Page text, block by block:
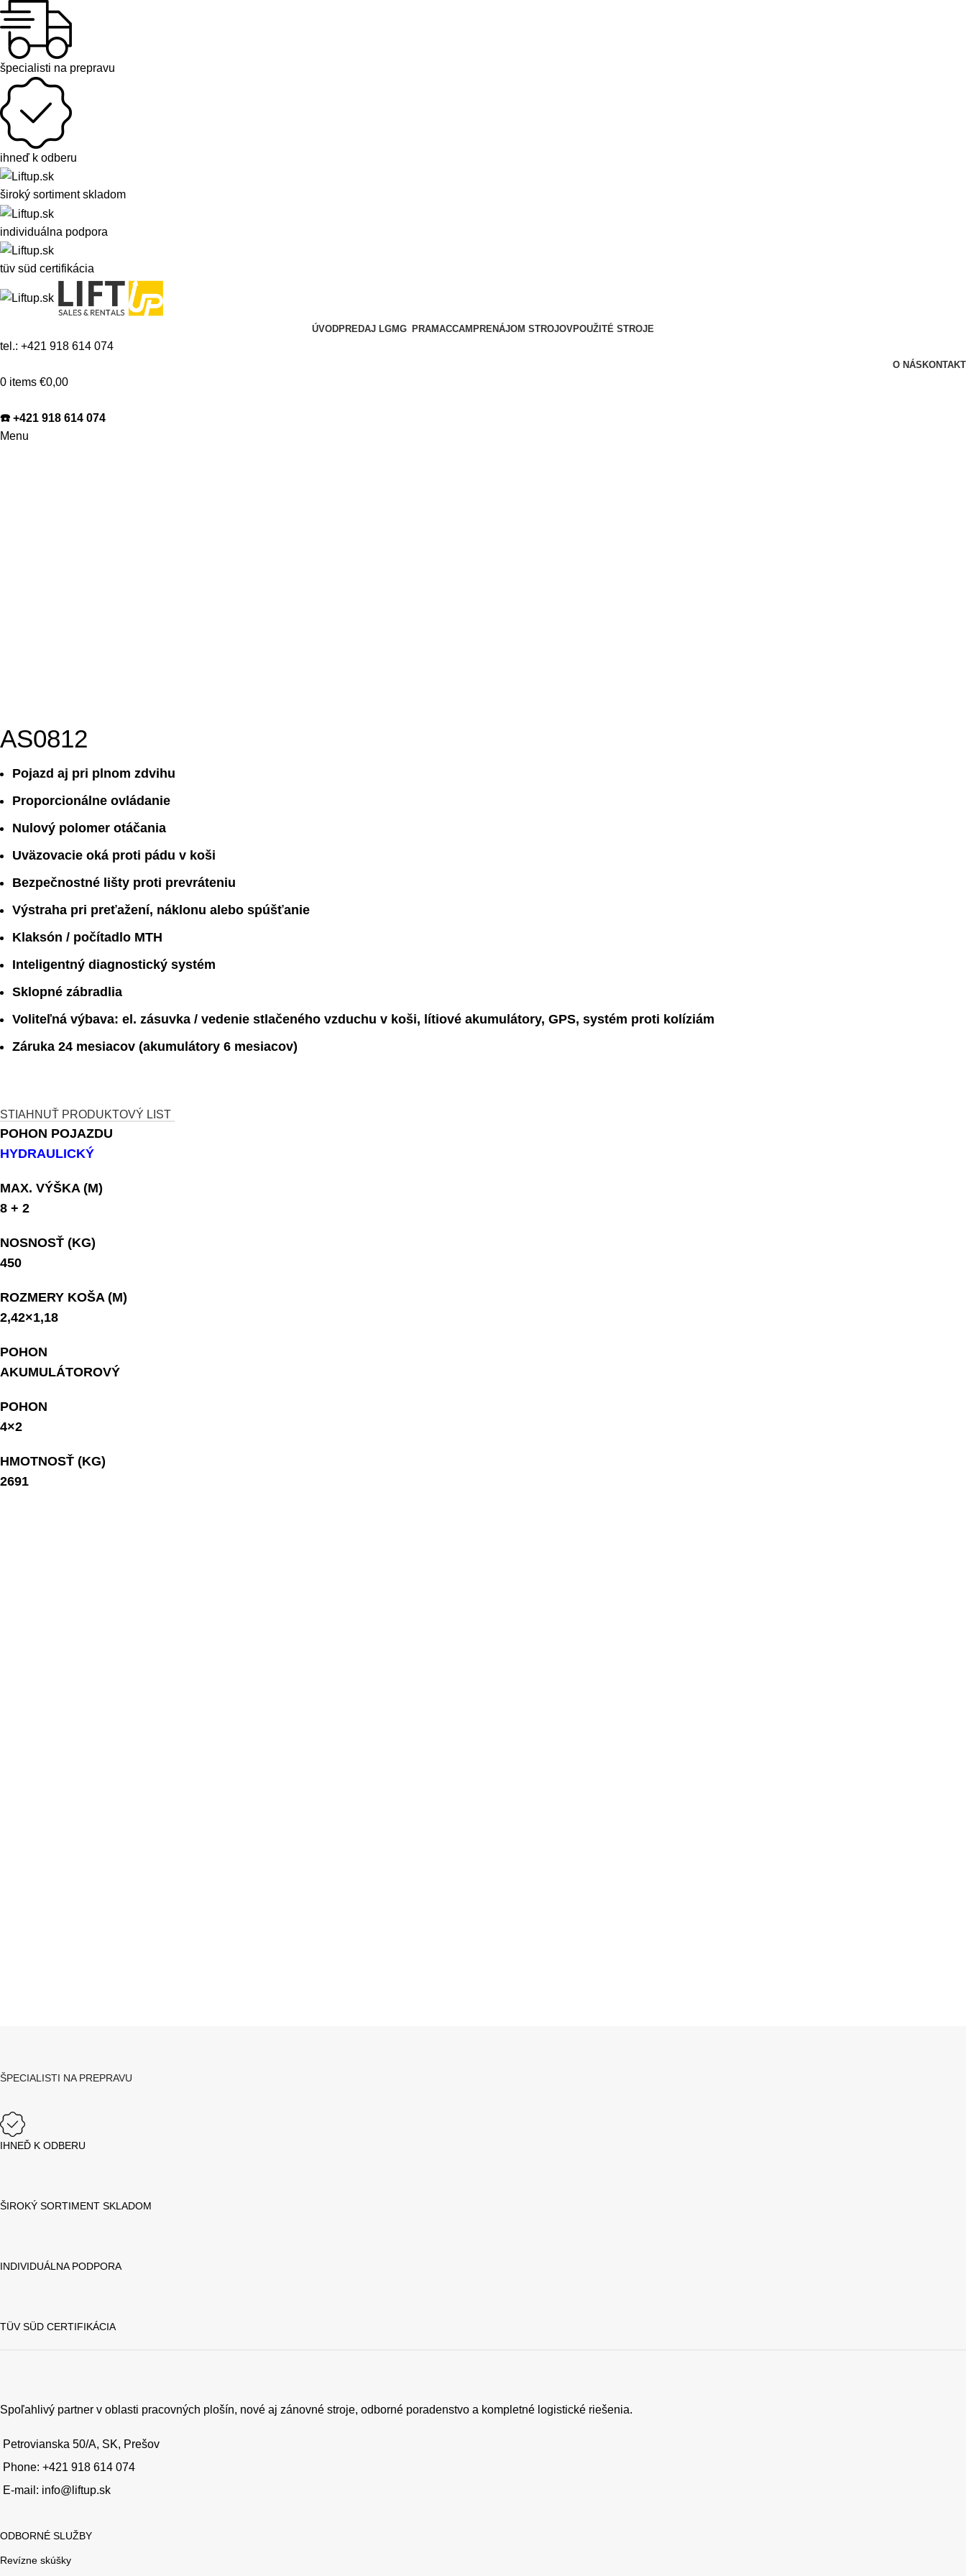
špecialisti na prepravu
ihneď k odberu
široký sortiment skladom
individuálna podpora
tüv süd certifikácia
ÚVODPREDAJ LGMG PRAMACCAMPRENÁJOM STROJOVPOUŽITÉ STROJE
tel.: +421 918 614 074
O NÁSKONTAKT
0 items €0,00
☎️ +421 918 614 074
Menu
AS0812
Pojazd aj pri plnom zdvihu
Proporcionálne ovládanie
Nulový polomer otáčania
Uväzovacie oká proti pádu v koši
Bezpečnostné lišty proti prevráteniu
Výstraha pri preťažení, náklonu alebo spúšťanie
Klaksón / počítadlo MTH
Inteligentný diagnostický systém
Sklopné zábradlia
Voliteľná výbava: el. zásuvka / vedenie stlačeného vzduchu v koši, lítiové akumulátory, GPS, systém proti kolíziám
Záruka 24 mesiacov (akumulátory 6 mesiacov)
STIAHNUŤ PRODUKTOVÝ LIST
POHON POJAZDU
HYDRAULICKÝ
MAX. VÝŠKA (M)
8 + 2
NOSNOSŤ (KG)
450
ROZMERY KOŠA (M)
2,42×1,18
POHON
AKUMULÁTOROVÝ
POHON
4×2
HMOTNOSŤ (KG)
2691
ŠPECIALISTI NA PREPRAVU
IHNEĎ K ODBERU
ŠIROKÝ SORTIMENT SKLADOM
INDIVIDUÁLNA PODPORA
TÜV SÜD CERTIFIKÁCIA
Spoľahlivý partner v oblasti pracovných plošín, nové aj zánovné stroje, odborné poradenstvo a kompletné logistické riešenia.
Petrovianska 50/A, SK, Prešov
Phone: +421 918 614 074
E-mail: info@liftup.sk
ODBORNÉ SLUŽBY
Revízne skúšky